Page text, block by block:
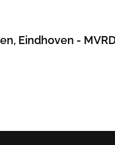
Eindhoven -